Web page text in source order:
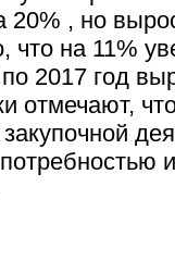
, но
что на 11%
2017 год
отмечают,